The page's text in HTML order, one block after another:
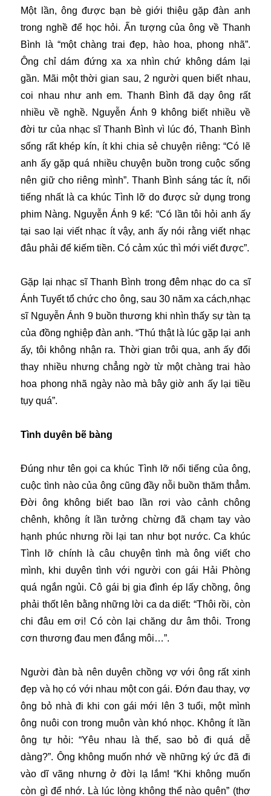
Một lần, ông được bạn bè giới thiệu gặp đàn anh
trong nghề để học hỏi. Ấn tượng của ông về Thanh
Bình là “một chàng trai đẹp, hào hoa, phong nhã”.
Ông chỉ dám đứng xa xa nhìn chứ không dám lại
gần. Mãi một thời gian sau, 2 người quen biết nhau,
coi nhau như anh em. Thanh Bình đã dạy ông rất
nhiều về nghề. Nguyễn Ánh 9 không biết nhiều về
đời tư của nhạc sĩ Thanh Bình vì lúc đó, Thanh Bình
sống rất khép kín, ít khi chia sẻ chuyện riêng: “Có lẽ
anh ấy gặp quá nhiều chuyện buồn trong cuộc sống
nên giữ cho riêng mình”. Thanh Bình sáng tác ít, nổi
tiếng nhất là ca khúc Tình lỡ do được sử dụng trong
phim Nàng. Nguyễn Ánh 9 kể: “Có lần tôi hỏi anh ấy
tại sao lại viết nhạc ít vậy, anh ấy nói rằng viết nhạc
đâu phải để kiếm tiền. Có cảm xúc thì mới viết được”.
Gặp lại nhạc sĩ Thanh Bình trong đêm nhạc do ca sĩ
Ánh Tuyết tổ chức cho ông, sau 30 năm xa cách,nhạc
sĩ Nguyễn Ánh 9 buồn thương khi nhìn thấy sự tàn tạ
của đồng nghiệp đàn anh. “Thú thật là lúc gặp lại anh
ấy, tôi không nhận ra. Thời gian trôi qua, anh ấy đổi
thay nhiều nhưng chẳng ngờ từ một chàng trai hào
hoa phong nhã ngày nào mà bây giờ anh ấy lại tiều
tụy quá”.
Tình duyên bẽ bàng
Đúng như tên gọi ca khúc Tình lỡ nổi tiếng của ông,
cuộc tình nào của ông cũng đầy nỗi buồn thăm thẳm.
Đời ông không biết bao lần rơi vào cảnh chông
chênh, không ít lần tưởng chừng đã chạm tay vào
hạnh phúc nhưng rồi lại tan như bọt nước. Ca khúc
Tình lỡ chính là câu chuyện tình mà ông viết cho
mình, khi duyên tình với người con gái Hải Phòng
quá ngắn ngủi. Cô gái bị gia đình ép lấy chồng, ông
phải thốt lên bằng những lời ca da diết: “Thôi rồi, còn
chi đâu em ơi! Có còn lại chăng dư âm thôi. Trong
cơn thương đau men đắng môi…”.
Người đàn bà nên duyên chồng vợ với ông rất xinh
đẹp và họ có với nhau một con gái. Đớn đau thay, vợ
ông bỏ nhà đi khi con gái mới lên 3 tuổi, một mình
ông nuôi con trong muôn vàn khó nhọc. Không ít lần
ông tự hỏi: “Yêu nhau là thế, sao bỏ đi quá dễ
dàng?”. Ông không muốn nhớ về những ký ức đã đi
vào dĩ vãng nhưng ở đời lạ lắm! “Khi không muốn
còn gì để nhớ. Là lúc lòng không thể nào quên” (thơ